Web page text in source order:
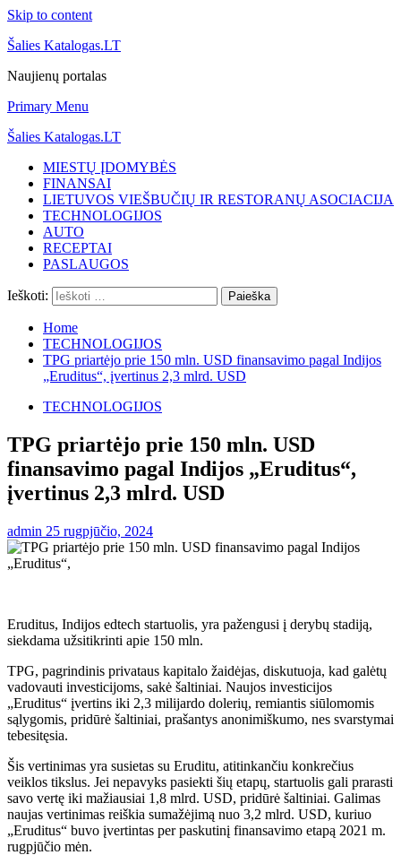
Skip to content
Šalies Katalogas.LT
Naujienų portalas
Primary Menu
Šalies Katalogas.LT
MIESTŲ ĮDOMYBĖS
FINANSAI
LIETUVOS VIEŠBUČIŲ IR RESTORANŲ ASOCIACIJA
TECHNOLOGIJOS
AUTO
RECEPTAI
PASLAUGOS
Ieškoti:
Home
TECHNOLOGIJOS
TPG priartėjo prie 150 mln. USD finansavimo pagal Indijos
„Eruditus“, įvertinus 2,3 mlrd. USD
TECHNOLOGIJOS
TPG priartėjo prie 150 mln. USD
finansavimo pagal Indijos „Eruditus“,
įvertinus 2,3 mlrd. USD
admin 25 rugpjūčio, 2024
Eruditus, Indijos edtech startuolis, yra pažengusi į derybų stadiją,
siekdama užsitikrinti apie 150 mln.
TPG, pagrindinis privataus kapitalo žaidėjas, diskutuoja, kad galėtų
vadovauti investicijoms, sakė šaltiniai. Naujos investicijos
„Eruditus“ įvertins iki 2,3 milijardo dolerių, remiantis siūlomomis
sąlygomis, pridūrė šaltiniai, prašantys anonimiškumo, nes svarstymai
tebesitęsia.
Šis vertinimas yra susietas su Eruditu, atitinkančiu konkrečius
veiklos tikslus. Jei nepavyks pasiekti šių etapų, startuolis gali prarasti
savo vertę iki mažiausiai 1,8 mlrd. USD, pridūrė šaltiniai. Galimas
naujas vertinimas reiškia sumažėjimą nuo 3,2 mlrd. USD, kuriuo
„Eruditus“ buvo įvertintas per paskutinį finansavimo etapą 2021 m.
rugpjūčio mėn.